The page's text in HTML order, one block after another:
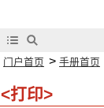
门户首页 > 手册首页
<打印>